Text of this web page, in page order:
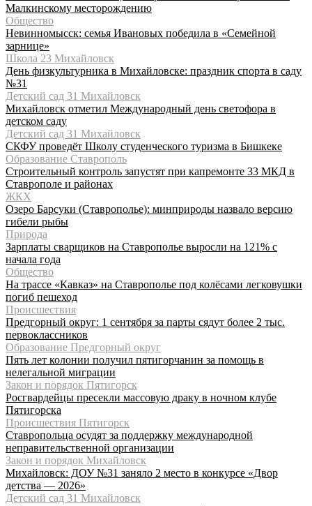
Малкинскому месторождению
Общество
Невинномысск: семья Ивановых победила в «Семейной
зарнице»
Школа 23 Михайловск
День физкультурника в Михайловске: праздник спорта в саду
№31
Детский сад 31 Михайловск
Михайловск отметил Международный день светофора в
детском саду
Детский сад 31 Михайловск
СКФУ проведёт Школу студенческого туризма в Бишкеке
Образование Ставрополь
Строительный контроль запустят при капремонте 33 МКД в
Ставрополе и районах
ЖКХ
Озеро Барсуки (Ставрополье): минприроды назвало версию
гибели рыбы
Природа
Зарплаты сварщиков на Ставрополье выросли на 121% с
начала года
Общество
На трассе «Кавказ» на Ставрополье под колёсами легковушки
погиб пешеход
Происшествия
Предгорный округ: 1 сентября за парты сядут более 2 тыс.
первоклассников
Образование Предгорный округ
Пять лет колонии получил пятигорчанин за помощь в
нелегальной миграции
Закон и порядок Пятигорск
Росгвардейцы пресекли массовую драку в ночном клубе
Пятигорска
Происшествия Пятигорск
Ставропольца осудят за поддержку международной
неправительственной организации
Закон и порядок Михайловск
Михайловск: ДОУ №31 заняло 2 место в конкурсе «Двор
детства — 2026»
Детский сад 31 Михайловск